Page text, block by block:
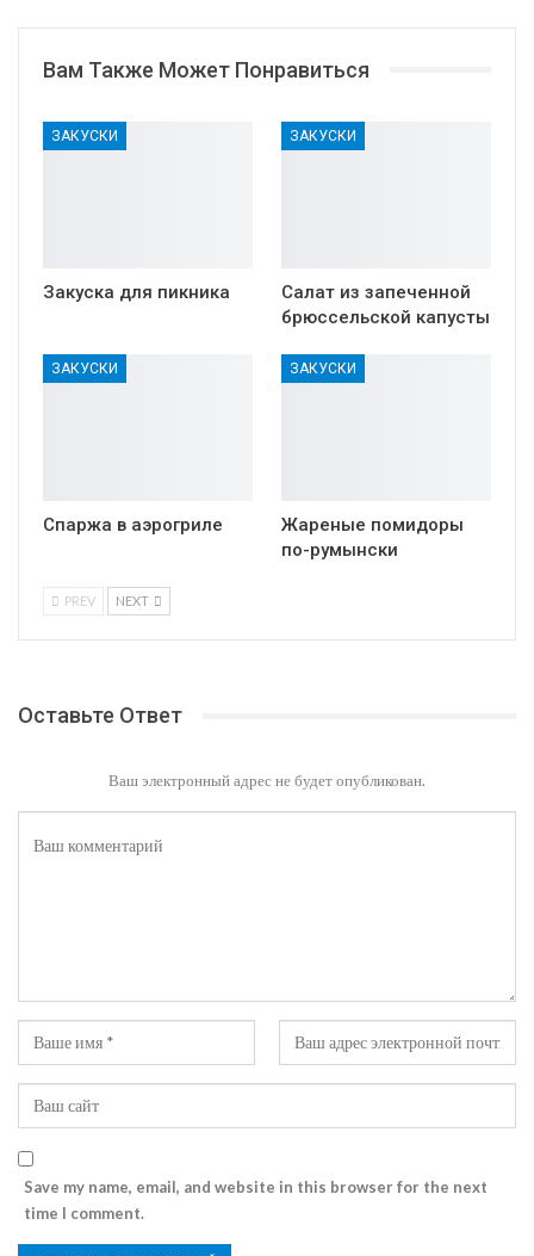
Вам Также Может Понравиться
ЗАКУСКИ
Закуска для пикника
ЗАКУСКИ
Салат из запеченной
брюссельской капусты
ЗАКУСКИ
Спаржа в аэрогриле
ЗАКУСКИ
Жареные помидоры
по-румынски
PREV NEXT
Оставьте Ответ
Ваш электронный адрес не будет опубликован.
Save my name, email, and website in this browser for the next
time I comment.